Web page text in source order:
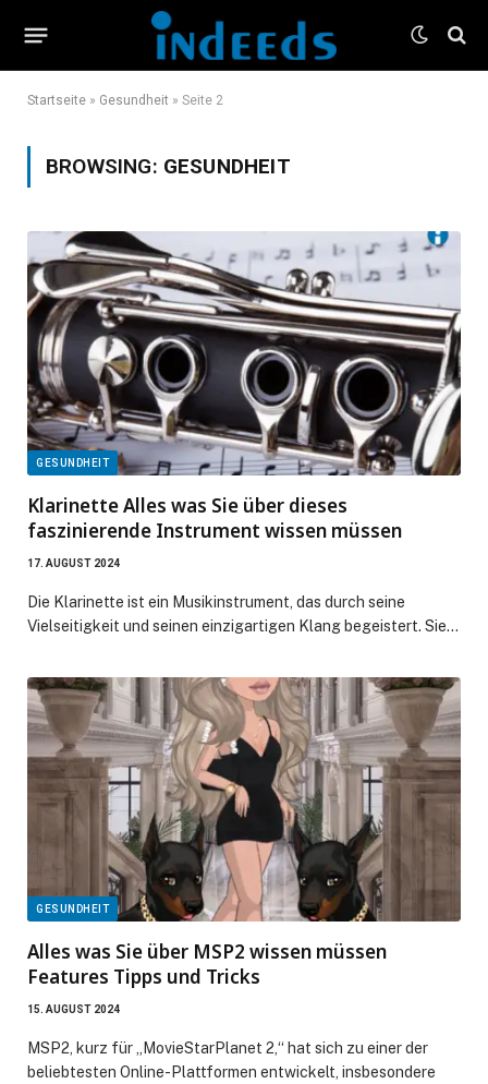
Startseite » Gesundheit » Seite 2
BROWSING: GESUNDHEIT
GESUNDHEIT
Klarinette Alles was Sie über dieses
faszinierende Instrument wissen müssen
17. AUGUST 2024
Die Klarinette ist ein Musikinstrument, das durch seine
Vielseitigkeit und seinen einzigartigen Klang begeistert. Sie…
GESUNDHEIT
Alles was Sie über MSP2 wissen müssen
Features Tipps und Tricks
15. AUGUST 2024
MSP2, kurz für „MovieStarPlanet 2,“ hat sich zu einer der
beliebtesten Online-Plattformen entwickelt, insbesondere